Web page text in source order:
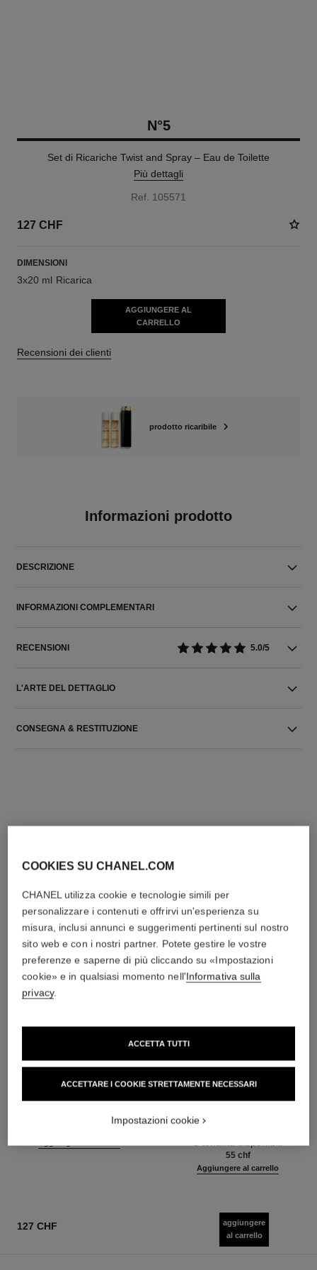
N°5
Set di Ricariche Twist and Spray – Eau de Toilette
Più dettagli
Ref. 105571
127 CHF
DIMENSIONI
3x20 ml Ricarica
AGGIUNGERE AL
CARRELLO
Recensioni dei clienti
prodotto ricaribile
Informazioni prodotto
DESCRIZIONE
INFORMAZIONI COMPLEMENTARI
RECENSIONI 5.0/5
L'ARTE DEL DETTAGLIO
CONSEGNA & RESTITUZIONE
L'ACCORDO PERFETTO
Lunghezza, Curvatura e
55 chf
Aggiungere al carrello
127 CHF
aggiungere
al carrello
COOKIES SU CHANEL.COM
CHANEL utilizza cookie e tecnologie simili per
personalizzare i contenuti e offrirvi un'esperienza su
misura, inclusi annunci e suggerimenti pertinenti sul nostro
sito web e con i nostri partner. Potete gestire le vostre
preferenze e saperne di più cliccando su «Impostazioni
cookie» e in qualsiasi momento nell'Informativa sulla
privacy.
ACCETTARE I COOKIE STRETTAMENTE NECESSARI
ACCETTA TUTTI
Impostazioni cookie